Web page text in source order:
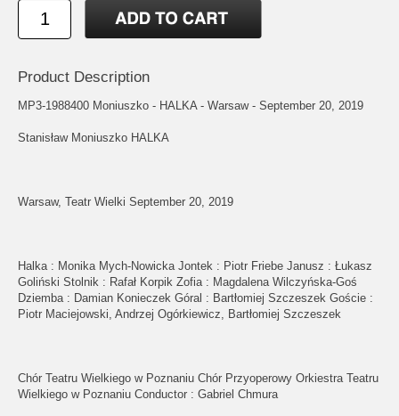
Product Description
MP3-1988400 Moniuszko - HALKA - Warsaw - September 20, 2019
Stanisław Moniuszko HALKA
Warsaw, Teatr Wielki September 20, 2019
Halka : Monika Mych-Nowicka Jontek : Piotr Friebe Janusz : Łukasz
Goliński Stolnik : Rafał Korpik Zofia : Magdalena Wilczyńska-Goś
Dziemba : Damian Konieczek Góral : Bartłomiej Szczeszek Goście :
Piotr Maciejowski, Andrzej Ogórkiewicz, Bartłomiej Szczeszek
Chór Teatru Wielkiego w Poznaniu Chór Przyoperowy Orkiestra Teatru
Wielkiego w Poznaniu Conductor : Gabriel Chmura